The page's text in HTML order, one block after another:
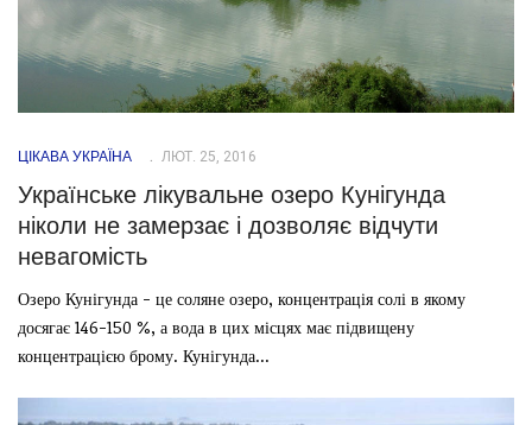
ЦІКАВА УКРАЇНА ЛЮТ. 25, 2016
Українське лікувальне озеро Кунігунда
ніколи не замерзає і дозволяє відчути
невагомість
Озеро Кунігунда - це соляне озеро, концентрація солі в якому
досягає 146-150 %, а вода в цих місцях має підвищену
концентрацією брому. Кунігунда...